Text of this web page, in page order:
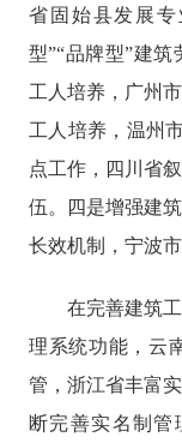
省固始县发展
型”“品牌型”建
工人培养，广州
工人培养，温州
点工作，四川省
伍。四是增强建
长效机制，宁波
在完善建筑
理系统功能，云
管，浙江省丰富
断完善实名制